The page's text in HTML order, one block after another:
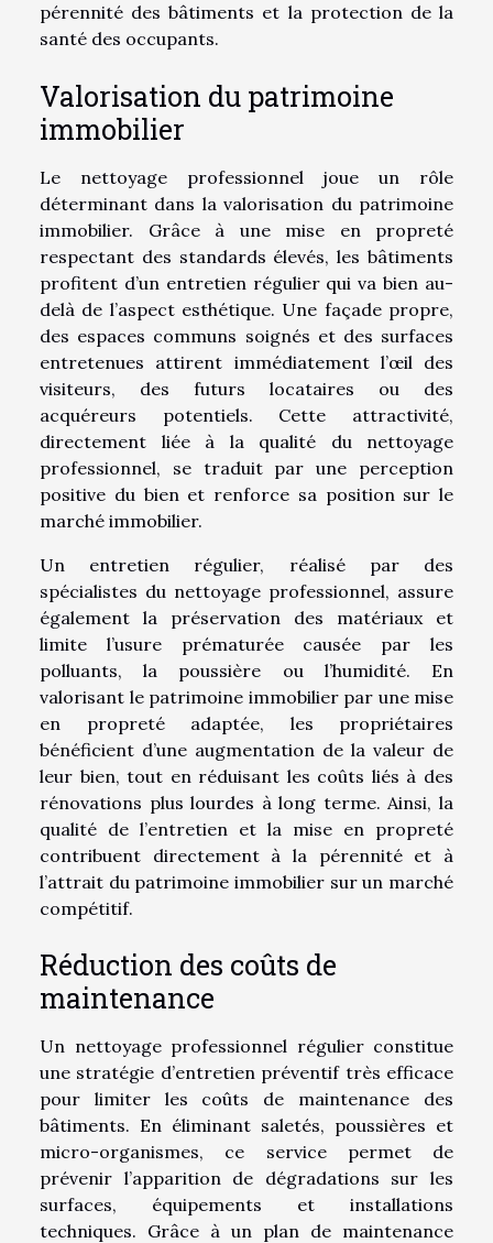
pérennité des bâtiments et la protection de la
santé des occupants.
Valorisation du patrimoine
immobilier
Le nettoyage professionnel joue un rôle
déterminant dans la valorisation du patrimoine
immobilier. Grâce à une mise en propreté
respectant des standards élevés, les bâtiments
profitent d’un entretien régulier qui va bien au-
delà de l’aspect esthétique. Une façade propre,
des espaces communs soignés et des surfaces
entretenues attirent immédiatement l’œil des
visiteurs, des futurs locataires ou des
acquéreurs potentiels. Cette attractivité,
directement liée à la qualité du nettoyage
professionnel, se traduit par une perception
positive du bien et renforce sa position sur le
marché immobilier.
Un entretien régulier, réalisé par des
spécialistes du nettoyage professionnel, assure
également la préservation des matériaux et
limite l’usure prématurée causée par les
polluants, la poussière ou l’humidité. En
valorisant le patrimoine immobilier par une mise
en propreté adaptée, les propriétaires
bénéficient d’une augmentation de la valeur de
leur bien, tout en réduisant les coûts liés à des
rénovations plus lourdes à long terme. Ainsi, la
qualité de l’entretien et la mise en propreté
contribuent directement à la pérennité et à
l’attrait du patrimoine immobilier sur un marché
compétitif.
Réduction des coûts de
maintenance
Un nettoyage professionnel régulier constitue
une stratégie d’entretien préventif très efficace
pour limiter les coûts de maintenance des
bâtiments. En éliminant saletés, poussières et
micro-organismes, ce service permet de
prévenir l’apparition de dégradations sur les
surfaces, équipements et installations
techniques. Grâce à un plan de maintenance